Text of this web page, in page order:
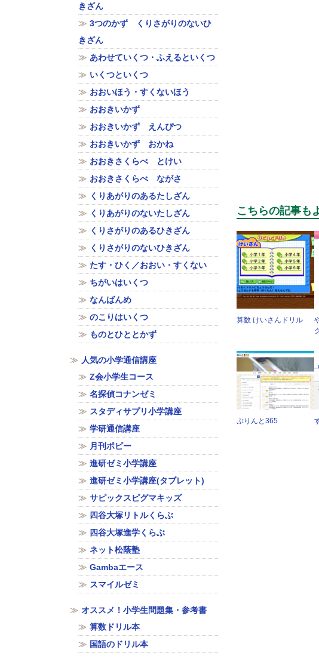
こちらの記事も
算数 けいさんドリル
ぷりんと365
きざん
3つのかず くりさがりのないひ
きざん
あわせていくつ・ふえるといくつ
いくつといくつ
おおいほう・すくないほう
おおきいかず
おおきいかず えんぴつ
おおきいかず おかね
おおきさくらべ とけい
おおきさくらべ ながさ
くりあがりのあるたしざん
くりあがりのないたしざん
くりさがりのあるひきざん
くりさがりのないひきざん
たす・ひく／おおい・すくない
ちがいはいくつ
なんばんめ
のこりはいくつ
ものとひととかず
人気の小学通信講座
Z会小学生コース
名探偵コナンゼミ
スタディサプリ小学講座
学研通信講座
月刊ポピー
進研ゼミ小学講座
進研ゼミ小学講座(タブレット)
サピックスピグマキッズ
四谷大塚リトルくらぶ
四谷大塚進学くらぶ
ネット松蔭塾
Gambaエース
スマイルゼミ
オススメ！小学生問題集・参考書
算数ドリル本
国語のドリル本